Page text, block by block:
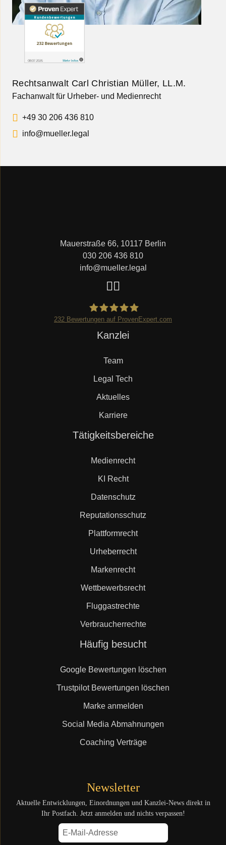
Rechtsanwalt Carl Christian Müller, LL.M.
Fachanwalt für Urheber- und Medienrecht
+49 30 206 436 810
info@mueller.legal
Mauerstraße 66, 10117 Berlin
030 206 436 810
info@mueller.legal
Mueller.legal
232 Bewertungen auf ProvenExpert.com
Kanzlei
Team
Legal Tech
Aktuelles
Karriere
Tätigkeitsbereiche
Medienrecht
KI Recht
Datenschutz
Reputationsschutz
Plattformrecht
Urheberrecht
Markenrecht
Wettbewerbsrecht
Fluggastrechte
Verbraucherrechte
Häufig besucht
Google Bewertungen löschen
Trustpilot Bewertungen löschen
Marke anmelden
Social Media Abmahnungen
Coaching Verträge
Newsletter
Aktuelle Entwicklungen, Einordnungen und Kanzlei-News direkt in
Ihr Postfach. Jetzt anmelden und nichts verpassen!